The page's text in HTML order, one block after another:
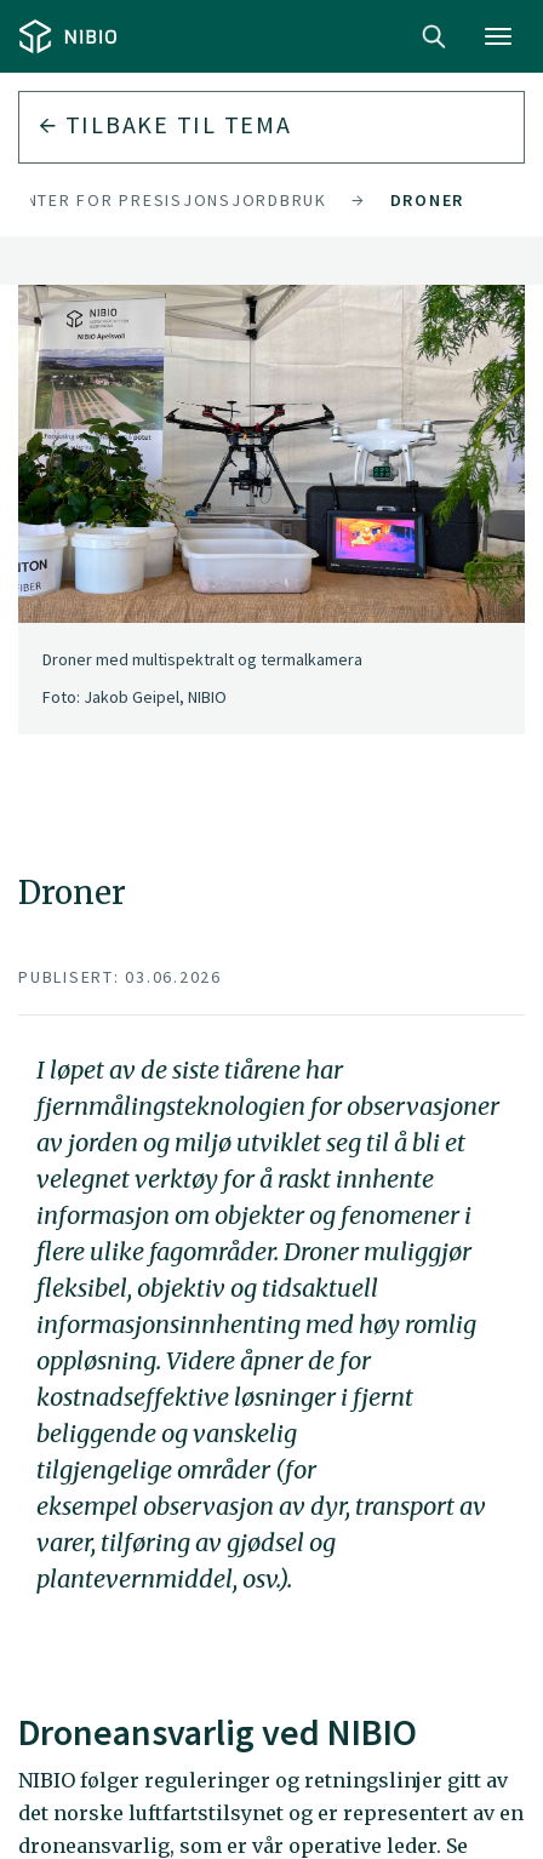
TILBAKE TIL TEMA
SENTER FOR PRESISJONSJORDBRUK DRONER
Droner
Droner med multispektralt og termalkamera
Foto: Jakob Geipel, NIBIO
PUBLISERT: 03.06.2026
I løpet av de siste tiårene har
fjernmålingsteknologien for observasjoner
av jorden og miljø utviklet seg til å bli et
velegnet verktøy for å raskt innhente
informasjon om objekter og fenomener i
flere ulike fagområder. Droner muliggjør
fleksibel, objektiv og tidsaktuell
informasjonsinnhenting med høy romlig
oppløsning. Videre åpner de for
kostnadseffektive løsninger i fjernt
beliggende og vanskelig
tilgjengelige områder (for
eksempel observasjon av dyr, transport av
varer, tilføring av gjødsel og
plantevernmiddel, osv.).
Droneansvarlig ved NIBIO
NIBIO følger reguleringer og retningslinjer gitt av
det norske luftfartstilsynet og er representert av en
droneansvarlig, som er vår operative leder. Se